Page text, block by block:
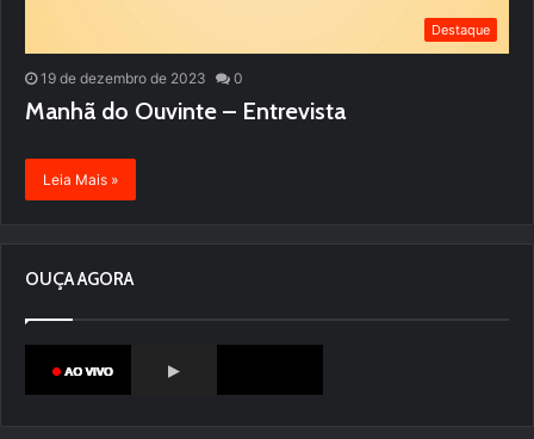
Destaque
19 de dezembro de 2023 0
Manhã do Ouvinte – Entrevista
Leia Mais »
OUÇA AGORA